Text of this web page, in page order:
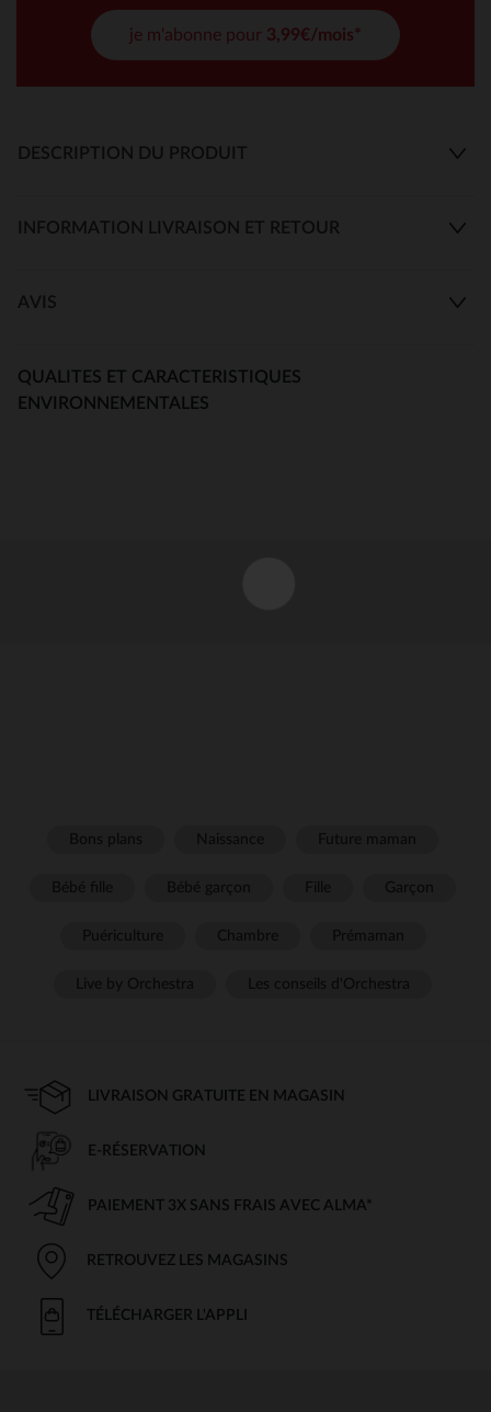
je m'abonne pour 3,99€/mois*
DESCRIPTION DU PRODUIT
INFORMATION LIVRAISON ET RETOUR
AVIS
QUALITES ET CARACTERISTIQUES
ENVIRONNEMENTALES
LIVRAISON GRATUITE EN MAGASIN
E-RÉSERVATION
PAIEMENT 3X SANS FRAIS AVEC ALMA*
RETROUVEZ LES MAGASINS
TÉLÉCHARGER L'APPLI